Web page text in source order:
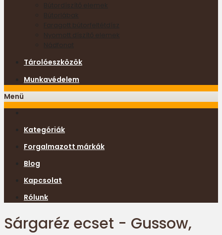
Bútordíszítő elemek
Bútorlábak
Faragott bútorfeltétdísz
Nyomott díszítő elemek
Tárolóeszközök
Munkavédelem
Menü
Kategóriák
Forgalmazott márkák
Blog
Kapcsolat
Rólunk
Sárgaréz ecset - Gussow,